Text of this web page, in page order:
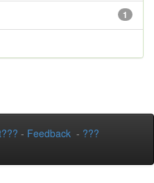
1
- Feedback - ???